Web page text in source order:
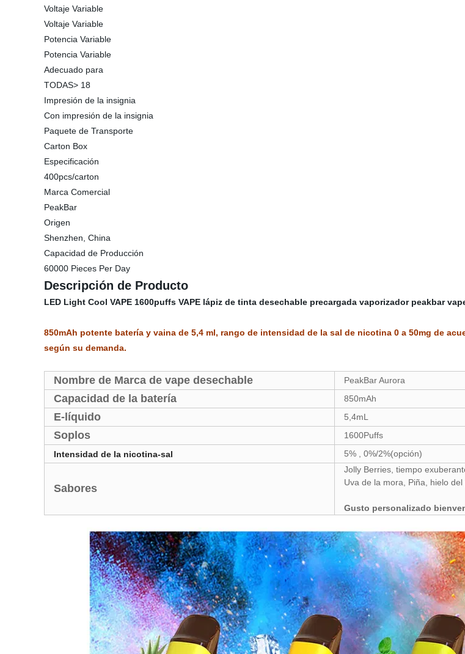
Voltaje Variable
Voltaje Variable
Potencia Variable
Potencia Variable
Adecuado para
TODAS> 18
Impresión de la insignia
Con impresión de la insignia
Paquete de Transporte
Carton Box
Especificación
400pcs/carton
Marca Comercial
PeakBar
Origen
Shenzhen, China
Capacidad de Producción
60000 Pieces Per Day
Descripción de Producto
LED Light Cool VAPE 1600puffs VAPE lápiz de tinta desechable precargada vaporizador peakbar
850mAh potente batería y vaina de 5,4 ml, rango de intensidad de la sal de nicotina 0 a 50mg de
según su demanda.
Nombre de Marca de vape desechable PeakBar Aurora
Capacidad de la batería 850mAh
E-líquido 5,4mL
Soplos
1600Puffs
Intensidad de la nicotina-sal
5% , 0%/2%(opción)
Sabores
Jolly Berries, tiempo
Uva de la mora, Piña, hielo
Gusto personalizado